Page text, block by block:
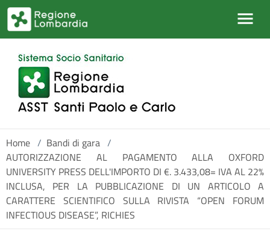
Salta al contenuto principale
Home / Bandi di gara /
AUTORIZZAZIONE AL PAGAMENTO ALLA OXFORD
UNIVERSITY PRESS DELL'IMPORTO DI €. 3.433,08= IVA AL 22%
INCLUSA, PER LA PUBBLICAZIONE DI UN ARTICOLO A
CARATTERE SCIENTIFICO SULLA RIVISTA “OPEN FORUM
INFECTIOUS DISEASE”, RICHIES